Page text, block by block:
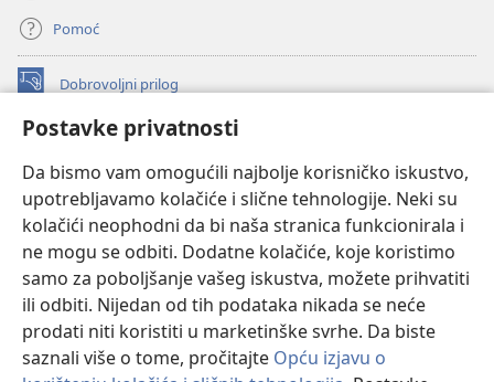
Postavke privatnosti
Da bismo vam omogućili najbolje korisničko iskustvo,
upotrebljavamo kolačiće i slične tehnologije. Neki su
kolačići neophodni da bi naša stranica funkcionirala i
ne mogu se odbiti. Dodatne kolačiće, koje koristimo
samo za poboljšanje vašeg iskustva, možete prihvatiti
ili odbiti. Nijedan od tih podataka nikada se neće
prodati niti koristiti u marketinške svrhe. Da biste
saznali više o tome, pročitajte Opću izjavu o
Pomoć
Dobrovoljni prilog
(otvara
novi
INTERNETSKA BIBLIOTEKA Watchtower
se
novi
prozor)
JW Hub
(otvara
se
novi
JW Library
Watchtower Library